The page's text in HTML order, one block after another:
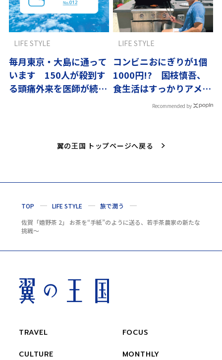
毎月東京・大島に通って
います 150人が殺到す
る頭痛外来を医師が続け
LIFE STYLE
コンビニおにぎりが1個
1000円!? 国枝慎吾、
食生活はすっかりアメリ
LIFE STYLE
Recommended by
翼の王国 トップページへ戻る
TOP LIFE STYLE
旅で潤う
佐賀「嬉野茶 2」 お茶を“手紙”のように送る、若手茶農家の新たな
挑戦～
TRAVEL
CULTURE
FOCUS
MONTHLY